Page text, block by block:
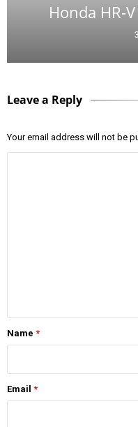
Honda HR-
Leave a Reply
Your email address will not be
Name *
Email *